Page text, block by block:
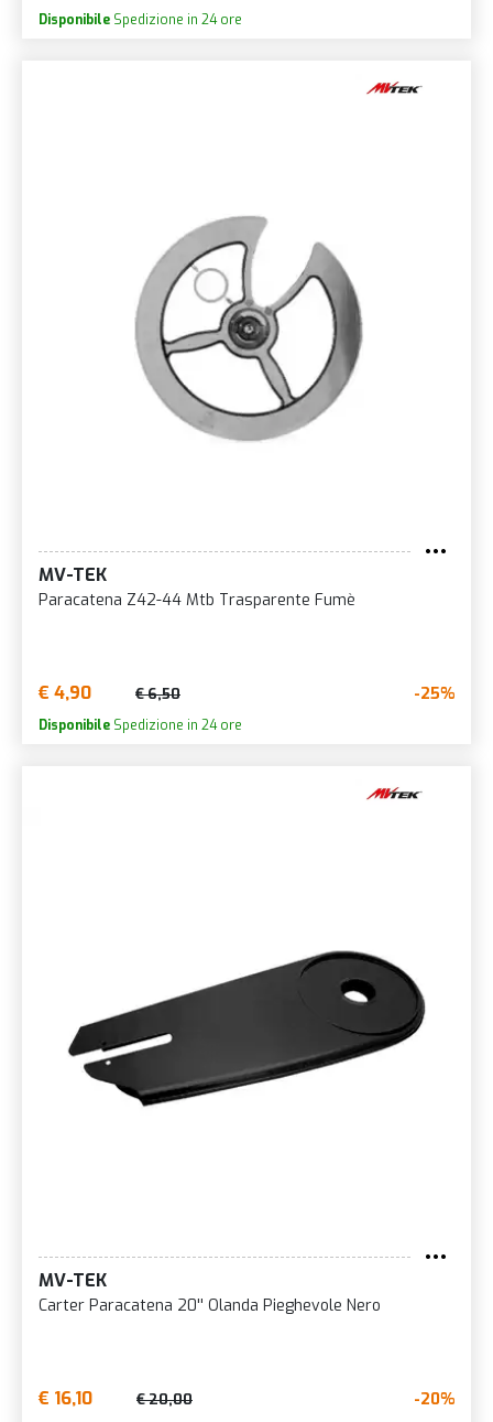
Disponibile Spedizione in 24 ore
MV-TEK
Paracatena Z42-44 Mtb Trasparente Fumè
€ 4,90 € 6,50 -25%
Disponibile Spedizione in 24 ore
MV-TEK
Carter Paracatena 20'' Olanda Pieghevole Nero
€ 16,10 € 20,00 -20%